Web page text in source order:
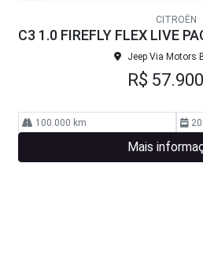
CITROËN
C3 1.0 FIREFLY FLEX LIVE
Jeep Via Motors
R$
100.000 km
Mais